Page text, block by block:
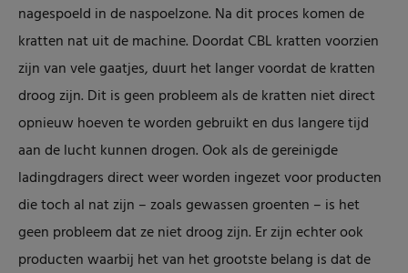
nagespoeld in de naspoelzone. Na dit proces komen de
kratten nat uit de machine. Doordat CBL kratten voorzien
zijn van vele gaatjes, duurt het langer voordat de kratten
droog zijn. Dit is geen probleem als de kratten niet direct
opnieuw hoeven te worden gebruikt en dus langere tijd
aan de lucht kunnen drogen. Ook als de gereinigde
ladingdragers direct weer worden ingezet voor producten
die toch al nat zijn – zoals gewassen groenten – is het
geen probleem dat ze niet droog zijn. Er zijn echter ook
producten waarbij het van het grootste belang is dat de